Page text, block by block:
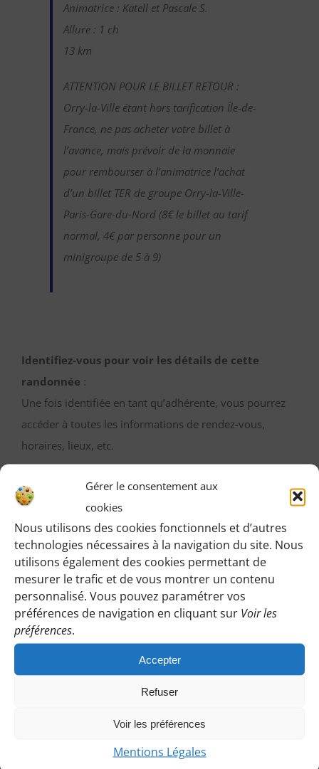
Gérer le consentement aux
cookies
Nous utilisons des cookies fonctionnels et d’autres
technologies nécessaires à la navigation du site. Nous
utilisons également des cookies permettant de
mesurer le trafic et de vous montrer un contenu
personnalisé. Vous pouvez paramétrer vos
préférences de navigation en cliquant sur Voir les
préférences.
Accepter
Refuser
Voir les préférences
Mentions Légales
Animatrice : Katell et Pascale S.
Allure : 1 ch
13 km
ATTENTION POUR LE BILLET RETOUR :
Orry-la-Ville étant hors tarification Île-de-
France, ne pas acheter votre billet à
l’avance, mais prévoir de la monnaie
pour rembourser à l’animatrice l’achat
d’un billet TER de groupe Orry-la-Ville-
Paris-Gare-du-Nord (8€ le billet au tarif
normal, 4€ par personne pour un
minigroupe de 5 à 9)
Identifiez-vous pour voir les détails de cette
randonnée :
Une fois identifiée en tant qu’adhérente, vous pourrez
accéder à toutes les informations de rendez-vous,
horaires, lieux, etc.
M’IDENTIFIER
Vous pouvez participer gratuitement à deux
randonnées d’essai sans engagement de votre part
Cliquez sur le bouton ci-dessous et indiquez-nous votre
vous répondre en vous précisant le lieu de rendez-vous
PARTICIPER EN TANT QU’INVITÉE